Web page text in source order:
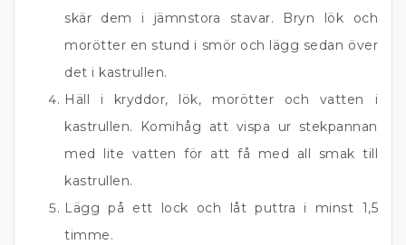
skär dem i jämnstora stavar. Bryn lök och
morötter en stund i smör och lägg sedan över
det i kastrullen.
Häll i kryddor, lök, morötter och vatten i
kastrullen. Komihåg att vispa ur stekpannan
med lite vatten för att få med all smak till
kastrullen.
Lägg på ett lock och låt puttra i minst 1,5
timme.